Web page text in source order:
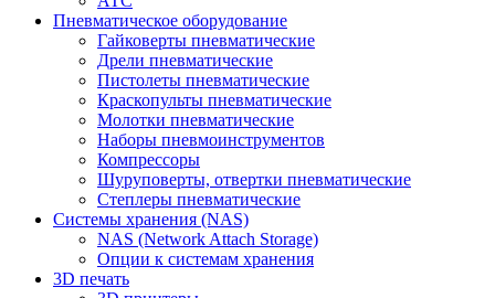
Пневматическое оборудование
Гайковерты пневматические
Дрели пневматические
Пистолеты пневматические
Краскопульты пневматические
Молотки пневматические
Наборы пневмоинструментов
Компрессоры
Шуруповерты, отвертки пневматические
Степлеры пневматические
Cистемы хранения (NAS)
NAS (Network Attach Storage)
Опции к системам хранения
3D печать